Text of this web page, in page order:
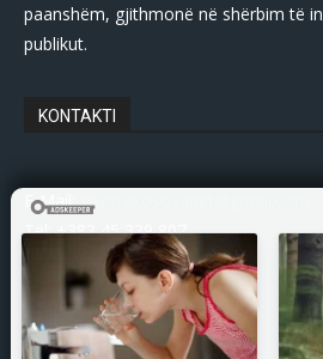
paanshëm, gjithmonë në shërbim të
publikut.
KONTAKTI
E-Mail:gazetakosovanet@gmail.com
Tel: +383 45 339 807